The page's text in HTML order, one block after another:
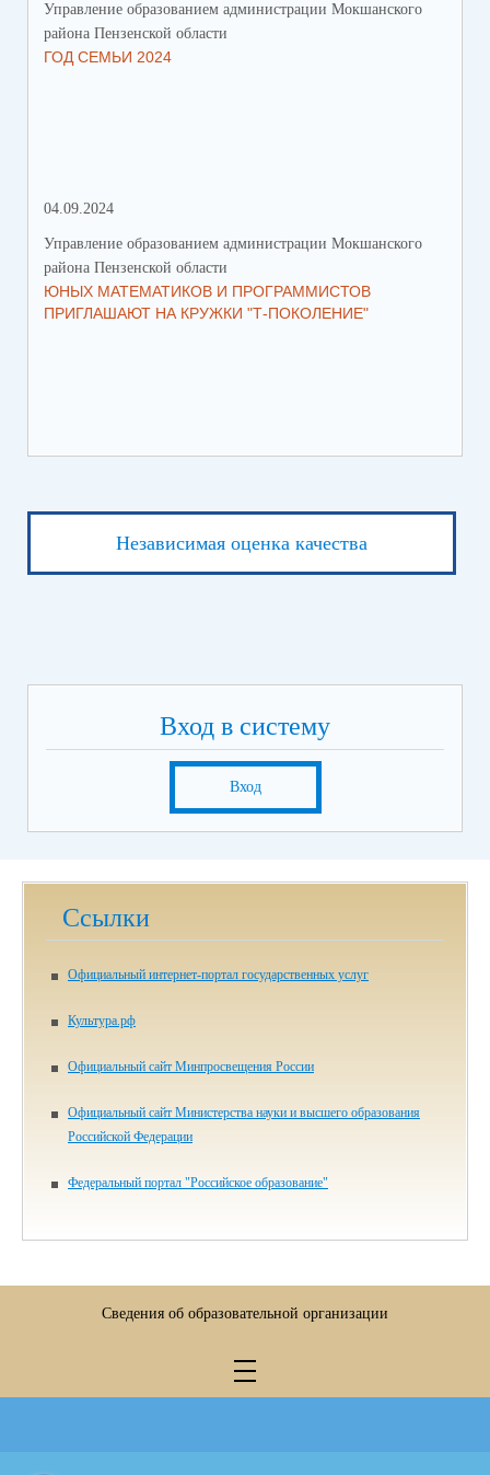
Управление образованием администрации Мокшанского
района Пензенской области
ГОД СЕМЬИ 2024
04.09.2024
Управление образованием администрации Мокшанского
района Пензенской области
ЮНЫХ МАТЕМАТИКОВ И ПРОГРАММИСТОВ
ПРИГЛАШАЮТ НА КРУЖКИ "Т-ПОКОЛЕНИЕ"
Независимая оценка качества
Вход в систему
Вход
Ссылки
Официальный интернет-портал государственных услуг
Культура.рф
Официальный сайт Минпросвещения России
Официальный сайт Министерства науки и высшего образования
Российской Федерации
Федеральный портал "Российское образование"
Сведения об образовательной организации